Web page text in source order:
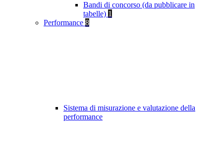
Bandi di concorso (da pubblicare in
tabelle) 1
Performance 8
Sistema di misurazione e valutazione della
performance